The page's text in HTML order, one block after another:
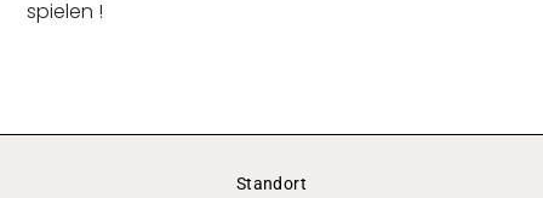
spielen !
Standort